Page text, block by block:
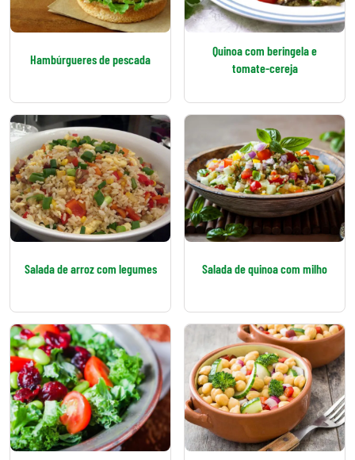
Hambúrgueres de pescada
Quinoa com beringela e
tomate-cereja
Salada de arroz com legumes Salada de quinoa com milho